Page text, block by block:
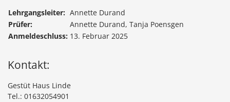
Lehrgangsleiter: Annette Durand
Prüfer:
Annette Durand, Tanja Poensgen
Anmeldeschluss: 13. Februar 2025
Kontakt:
Gestüt Haus Linde
Tel.: 01632054901